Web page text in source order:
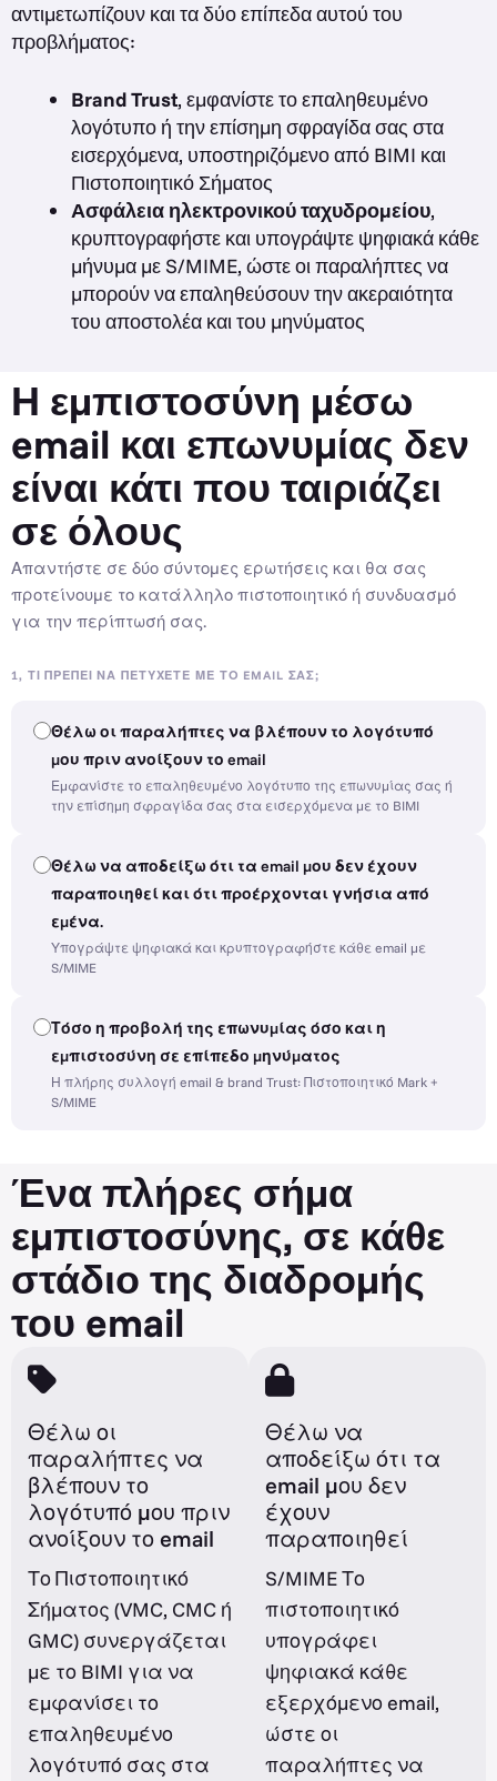
αντιμετωπίζουν και τα δύο επίπεδα αυτού του
προβλήματος:
Brand Trust, εμφανίστε το επαληθευμένο
λογότυπο ή την επίσημη σφραγίδα σας στα
εισερχόμενα, υποστηριζόμενο από BIMI και
Πιστοποιητικό Σήματος
Ασφάλεια ηλεκτρονικού ταχυδρομείου,
κρυπτογραφήστε και υπογράψτε ψηφιακά κάθε
μήνυμα με S/MIME, ώστε οι παραλήπτες να
μπορούν να επαληθεύσουν την ακεραιότητα
του αποστολέα και του μηνύματος
Η εμπιστοσύνη μέσω
email και επωνυμίας δεν
είναι κάτι που ταιριάζει
σε όλους
Απαντήστε σε δύο σύντομες ερωτήσεις και θα σας
προτείνουμε το κατάλληλο πιστοποιητικό ή συνδυασμό
για την περίπτωσή σας.
1, ΤΙ ΠΡΈΠΕΙ ΝΑ ΠΕΤΎΧΕΤΕ ΜΕ ΤΟ EMAIL ΣΑΣ;
Θέλω οι παραλήπτες να βλέπουν το λογότυπό
μου πριν ανοίξουν το email
Εμφανίστε το επαληθευμένο λογότυπο της επωνυμίας σας ή
την επίσημη σφραγίδα σας στα εισερχόμενα με το BIMI
Θέλω να αποδείξω ότι τα email μου δεν έχουν
παραποιηθεί και ότι προέρχονται γνήσια από
εμένα.
Υπογράψτε ψηφιακά και κρυπτογραφήστε κάθε email με
S/MIME
Τόσο η προβολή της επωνυμίας όσο και η
εμπιστοσύνη σε επίπεδο μηνύματος
Η πλήρης συλλογή email & brand Trust: Πιστοποιητικό Mark +
S/MIME
Ένα πλήρες σήμα
εμπιστοσύνης, σε κάθε
στάδιο της διαδρομής
του email
Θέλω οι
παραλήπτες να
βλέπουν το
λογότυπό μου πριν
ανοίξουν το email
Το Πιστοποιητικό
Σήματος (VMC, CMC ή
GMC) συνεργάζεται
με το BIMI για να
εμφανίσει το
επαληθευμένο
λογότυπό σας στα
Θέλω να
αποδείξω ότι τα
email μου δεν
έχουν
παραποιηθεί
S/MIME Το
πιστοποιητικό
υπογράφει
ψηφιακά κάθε
εξερχόμενο email,
ώστε οι
παραλήπτες να